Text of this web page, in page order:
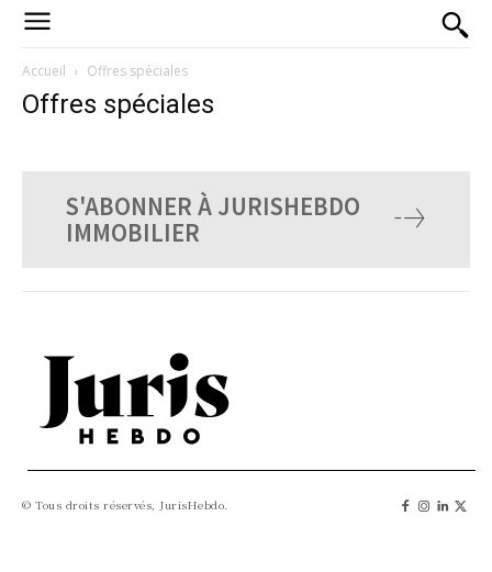
Accueil Offres spéciales
Offres spéciales
S'ABONNER À JURISHEBDO
IMMOBILIER
© Tous droits réservés, JurisHebdo.